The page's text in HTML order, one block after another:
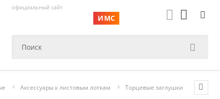
официальный сайт
ИМС
Аксессуары к листовым лоткам Торцевые заглушки